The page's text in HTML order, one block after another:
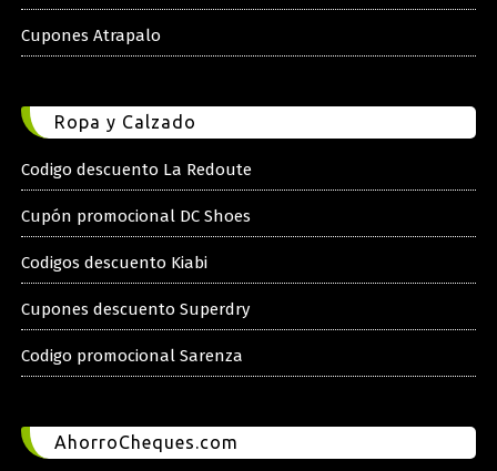
Cupones Atrapalo
Ropa y Calzado
Codigo descuento La Redoute
Cupón promocional DC Shoes
Codigos descuento Kiabi
Cupones descuento Superdry
Codigo promocional Sarenza
AhorroCheques.com